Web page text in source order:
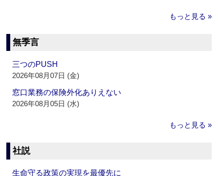
もっと見る »
無季言
三つのPUSH
2026年08月07日 (金)
窓口業務の保険外化ありえない
2026年08月05日 (水)
もっと見る »
社説
生命守る政策の実現を最優先に